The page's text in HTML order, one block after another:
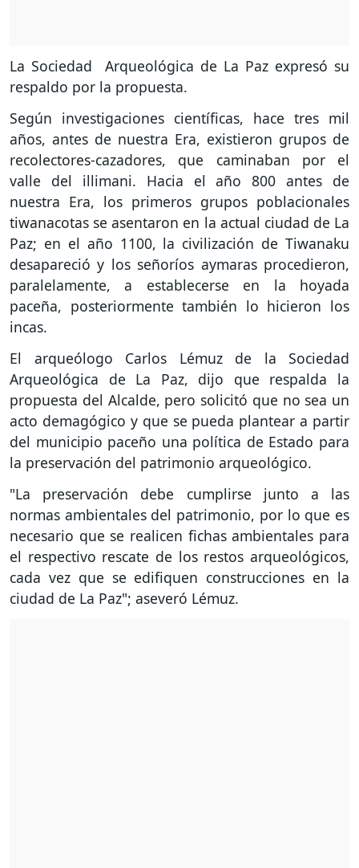
La Sociedad Arqueológica de La Paz expresó su
respaldo por la propuesta.
Según investigaciones científicas, hace tres mil
años, antes de nuestra Era, existieron grupos de
recolectores-cazadores, que caminaban por el
valle del illimani. Hacia el año 800 antes de
nuestra Era, los primeros grupos poblacionales
tiwanacotas se asentaron en la actual ciudad de La
Paz; en el año 1100, la civilización de Tiwanaku
desapareció y los señoríos aymaras procedieron,
paralelamente, a establecerse en la hoyada
paceña, posteriormente también lo hicieron los
incas.
El arqueólogo Carlos Lémuz de la Sociedad
Arqueológica de La Paz, dijo que respalda la
propuesta del Alcalde, pero solicitó que no sea un
acto demagógico y que se pueda plantear a partir
del municipio paceño una política de Estado para
la preservación del patrimonio arqueológico.
"La preservación debe cumplirse junto a las
normas ambientales del patrimonio, por lo que es
necesario que se realicen fichas ambientales para
el respectivo rescate de los restos arqueológicos,
cada vez que se edifiquen construcciones en la
ciudad de La Paz"; aseveró Lémuz.